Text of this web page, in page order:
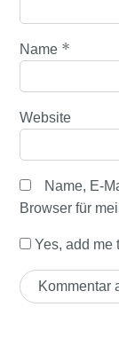
Name *
Website
Name, E-
Browser für
Yes, add me